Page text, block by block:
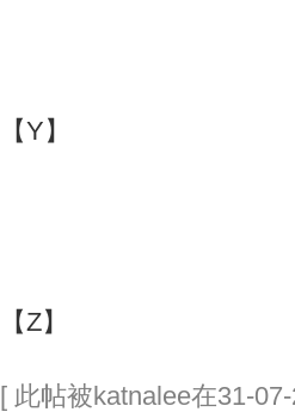
【Y】
【Z】
[ 此帖被katnalee在31-